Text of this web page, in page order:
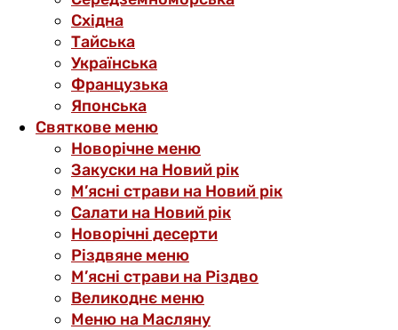
Східна
Тайська
Українська
Французька
Японська
Святкове меню
Новорічне меню
Закуски на Новий рік
М’ясні страви на Новий рік
Салати на Новий рік
Новорічні десерти
Різдвяне меню
М’ясні страви на Різдво
Великоднє меню
Меню на Масляну